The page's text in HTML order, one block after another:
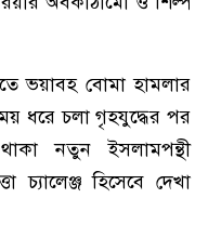
ভয়াবহ বোমা হামলার
ধরে চলা গৃহযুদ্ধের পর
নতুন ইসলামপন্থী
চ্যালেঞ্জ হিসেবে দেখা